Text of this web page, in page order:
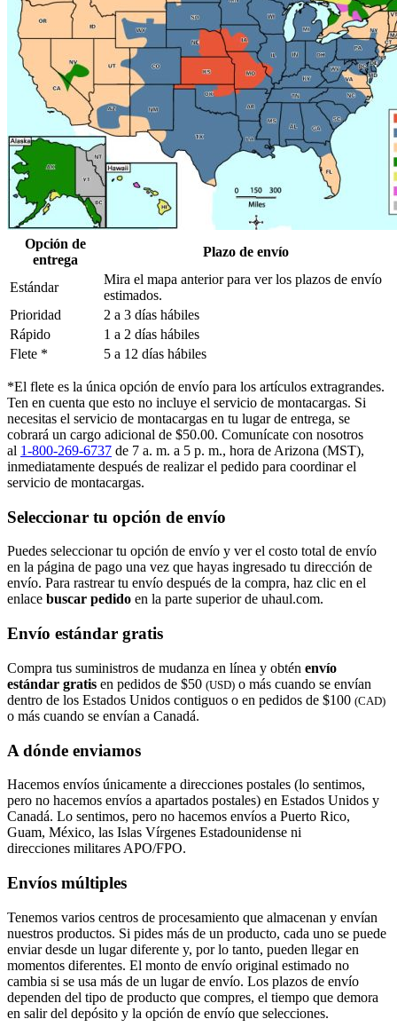
Opción de
entrega
Plazo de envío
Estándar
Mira el mapa anterior para ver los plazos de envío
estimados.
Prioridad
2 a 3 días hábiles
Rápido
1 a 2 días hábiles
Flete *
5 a 12 días hábiles
*El flete es la única opción de envío para los artículos extragrandes.
Ten en cuenta que esto no incluye el servicio de montacargas. Si
necesitas el servicio de montacargas en tu lugar de entrega, se
cobrará un cargo adicional de $50.00. Comunícate con nosotros
al 1-800-269-6737 de 7 a. m. a 5 p. m., hora de Arizona (MST),
inmediatamente después de realizar el pedido para coordinar el
servicio de montacargas.
Seleccionar tu opción de envío
Puedes seleccionar tu opción de envío y ver el costo total de envío
en la página de pago una vez que hayas ingresado tu dirección de
envío. Para rastrear tu envío después de la compra, haz clic en el
enlace buscar pedido​​​​​​​ en la parte superior de uhaul.com.
Envío estándar gratis
Compra tus suministros de mudanza en línea y obtén envío
estándar gratis en pedidos de $50 (USD) o más cuando se envían
dentro de los Estados Unidos contiguos o en pedidos de $100 (CAD)
o más cuando se envían a Canadá.
A dónde enviamos
Hacemos envíos únicamente a direcciones postales (lo sentimos,
pero no hacemos envíos a apartados postales) en Estados Unidos y
Canadá. Lo sentimos, pero no hacemos envíos a Puerto Rico,
Guam, México, las Islas Vírgenes Estadounidense ni
direcciones militares APO/FPO.
Envíos múltiples
Tenemos varios centros de procesamiento que almacenan y envían
nuestros productos. Si pides más de un producto, cada uno se puede
enviar desde un lugar diferente y, por lo tanto, pueden llegar en
momentos diferentes. El monto de envío original estimado no
cambia si se usa más de un lugar de envío. Los plazos de envío
dependen del tipo de producto que compres, el tiempo que demora
en salir del depósito y la opción de envío que selecciones.